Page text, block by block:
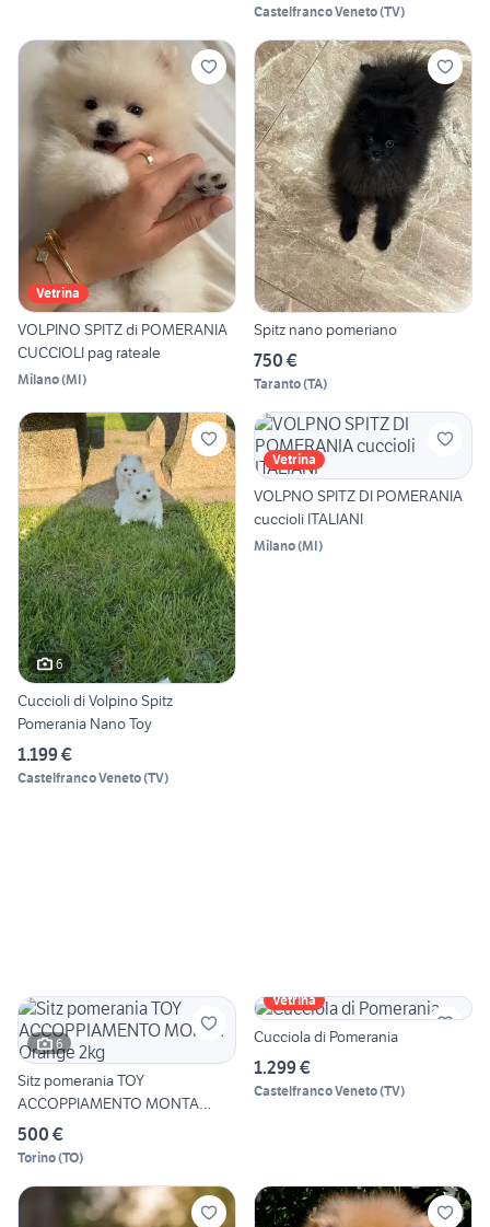
Castelfranco Veneto(TV)
Vetrina
VOLPINO SPITZ di POMERANIA
CUCCIOLI pag rateale
Milano(MI)
Spitz nano pomeriano
750 €
Taranto(TA)
6
Cuccioli di Volpino Spitz
Pomerania Nano Toy
1.199 €
Castelfranco Veneto(TV)
Vetrina
VOLPNO SPITZ DI POMERANIA
cuccioli ITALIANI
Milano(MI)
6
Sitz pomerania TOY
ACCOPPIAMENTO MONTA
Orange 2kg
500 €
Torino(TO)
Vetrina
Cucciola di Pomerania
1.299 €
Castelfranco Veneto(TV)